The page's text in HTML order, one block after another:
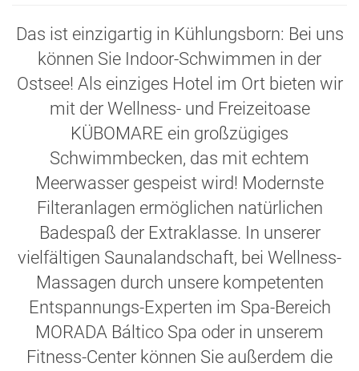
Das ist einzigartig in Kühlungsborn: Bei uns
können Sie Indoor-Schwimmen in der
Ostsee! Als einziges Hotel im Ort bieten wir
mit der Wellness- und Freizeitoase
KÜBOMARE ein großzügiges
Schwimmbecken, das mit echtem
Meerwasser gespeist wird! Modernste
Filteranlagen ermöglichen natürlichen
Badespaß der Extraklasse. In unserer
vielfältigen Saunalandschaft, bei Wellness-
Massagen durch unsere kompetenten
Entspannungs-Experten im Spa-Bereich
MORADA Báltico Spa oder in unserem
Fitness-Center können Sie außerdem die